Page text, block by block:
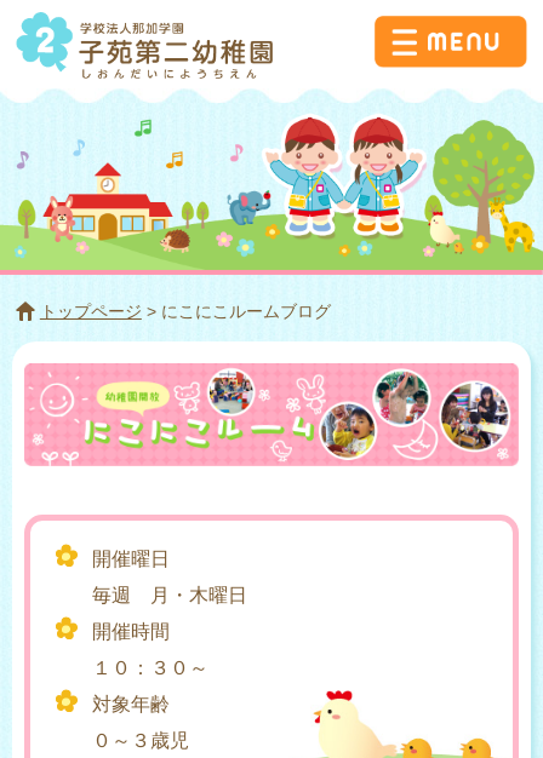
トップページ > にこにこルームブログ
開催曜日
毎週 月・木曜日
開催時間
１０：３０～
対象年齢
０～３歳児